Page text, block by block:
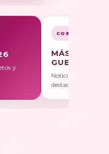
y
COBERTURA
MÁS SOBRE
Noticias, galerías y
destacadas.